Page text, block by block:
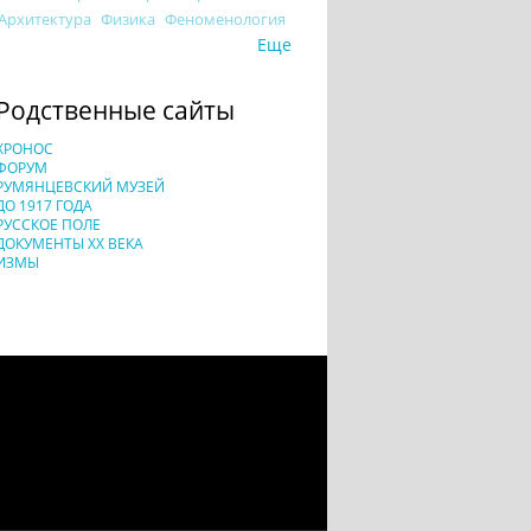
Физика Феноменология
Еще
сайты
МУЗЕЙ
1917 ГОДА
ПОЛЕ
XX ВЕКА